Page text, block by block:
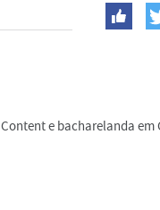
e bacharelanda